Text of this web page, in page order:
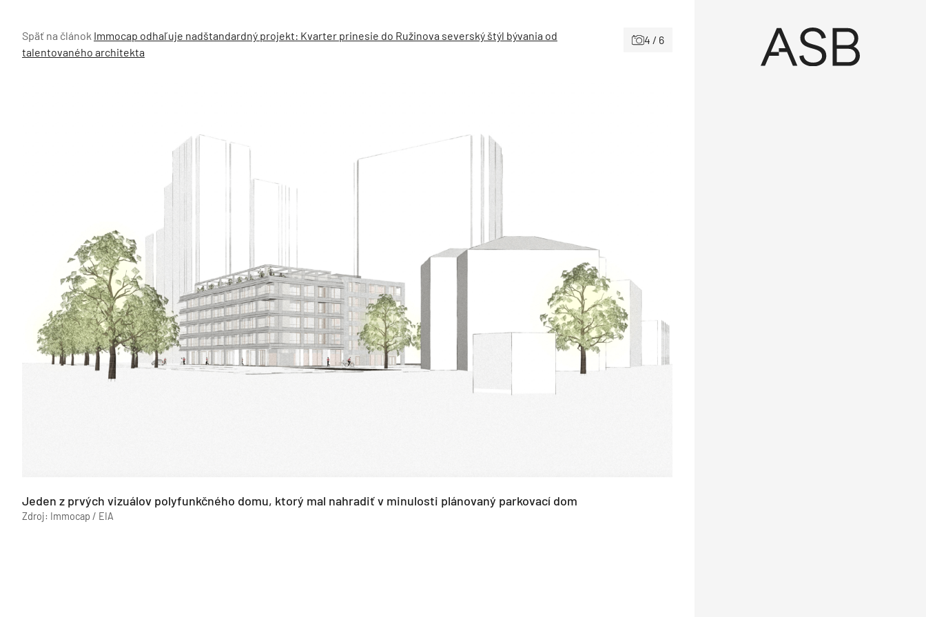
Späť na článok Immocap odhaľuje nadštandardný projekt: Kvarter prinesie do Ružinova severský štýl bývania od
talentovaného architekta
4 / 6
Jeden z prvých vizuálov polyfunkčného domu, ktorý mal nahradiť v minulosti plánovaný parkovací dom
Zdroj: Immocap / EIA